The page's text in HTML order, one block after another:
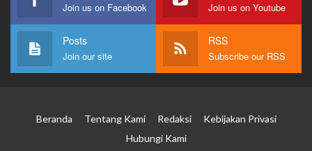
Join us on Facebook Join us on Youtube
Posts
Join our site
RSS
Subscribe our RSS
Beranda Tentang Kami Redaksi
Kebijakan Privasi
Hubungi Kami